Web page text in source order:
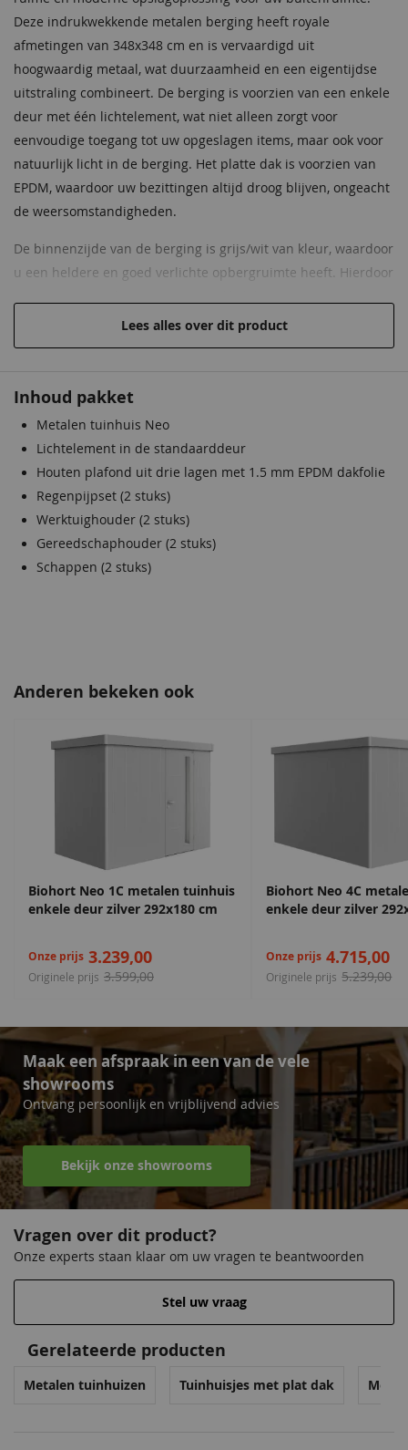
EAN code 9003414860346
Deze indrukwekkende metalen berging heeft royale
afmetingen van 348x348 cm en is vervaardigd uit
hoogwaardig metaal, wat duurzaamheid en een eigentijdse
uitstraling combineert. De berging is voorzien van een enkele
deur met één lichtelement, wat niet alleen zorgt voor
eenvoudige toegang tot uw opgeslagen items, maar ook voor
natuurlijk licht in de berging. Het platte dak is voorzien van
EPDM, waardoor uw bezittingen altijd droog blijven, ongeacht
de weersomstandigheden.
De binnenzijde van de berging is grijs/wit van kleur, waardoor
u een heldere en goed verlichte opbergruimte heeft. Hierdoor
terugvinden, zelfs bij weinig licht. Kies voor de Metalen
Berging Neo 4D 348x348 cm van Biohort en voeg extra
buitenruimte. U kunt vertrouwen op de duurzaamheid en
Voordelen van een Biohort berging:
Veiligheid
Drievoudige vergrendeling met roestvrij stalen deurgreep
Stabiele dakconstructie met sneeuwdraagkacht tot 150
Gemakkelijke deuropening inclusief gasveer
Geïntegreeerde waterafvoer
Lees alles over dit product
Inhoud pakket
Metalen tuinhuis Neo
Lichtelement in de standaarddeur
Houten plafond uit drie lagen met 1.5 mm EPDM dakfolie
Regenpijpset (2 stuks)
Werktuighouder (2 stuks)
Gereedschaphouder (2 stuks)
Schappen (2 stuks)
Anderen bekeken ook
Biohort Neo 1C metalen tuinhuis
enkele deur zilver 292x180 cm
Originele prijs 3.599,00
Onze prijs 3.239,00
Biohort Neo 4C
enkele deur zilver
Originele prijs 5.239,00
Onze prijs 4.715,00
Maak een afspraak in een van de vele
showrooms
Ontvang persoonlijk en vrijblijvend advies
Bekijk onze showrooms
Vragen over dit product?
Onze experts staan klaar om uw vragen te beantwoorden
Stel uw vraag
Gerelateerde producten
Metalen tuinhuizen Tuinhuisjes met plat dak